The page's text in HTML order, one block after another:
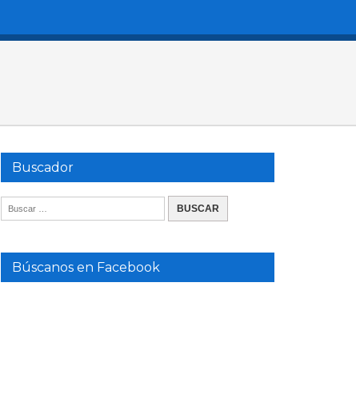
Buscador
Búscanos en Facebook